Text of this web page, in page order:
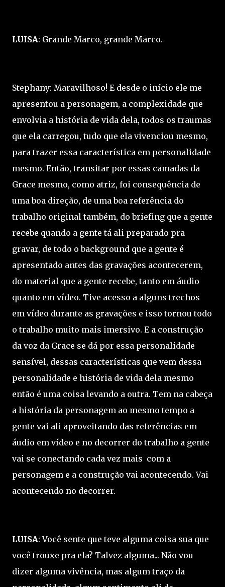
LUISA: Grande Marco, grande Marco.
Stephany: Maravilhoso! E desde o início ele me
apresentou a personagem, a complexidade que
envolvia a história de vida dela, todos os traumas
que ela carregou, tudo que ela vivenciou mesmo,
para trazer essa característica em personalidade
mesmo. Então, transitar por essas camadas da
Grace mesmo, como atriz, foi consequência de
uma boa direção, de uma boa referência do
trabalho original também, do briefing que a gente
recebe quando a gente tá ali preparado pra
gravar, de todo o background que a gente é
apresentado antes das gravações acontecerem,
do material que a gente recebe, tanto em áudio
quanto em vídeo. Tive acesso a alguns trechos
em vídeo durante as gravações e isso tornou todo
o trabalho muito mais imersivo. E a construção
da voz da Grace se dá por essa personalidade
sensível, dessas características que vem dessa
personalidade e história de vida dela mesmo
então é uma coisa levando a outra. Tem na cabeça
a história da personagem ao mesmo tempo a
gente vai ali aproveitando das referências em
áudio em vídeo e no decorrer do trabalho a gente
vai se conectando cada vez mais com a
personagem e a construção vai acontecendo. Vai
acontecendo no decorrer.
LUISA: Você sente que teve alguma coisa sua que
você trouxe pra ela? Talvez alguma... Não vou
dizer alguma vivência, mas algum traço da